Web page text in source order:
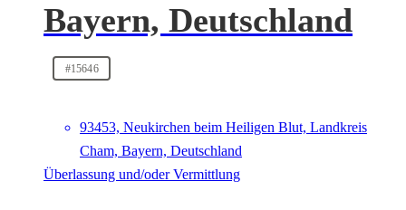
Bayern, Deutschland
#15646
93453, Neukirchen beim Heiligen Blut, Landkreis
Cham, Bayern, Deutschland
Überlassung und/oder Vermittlung